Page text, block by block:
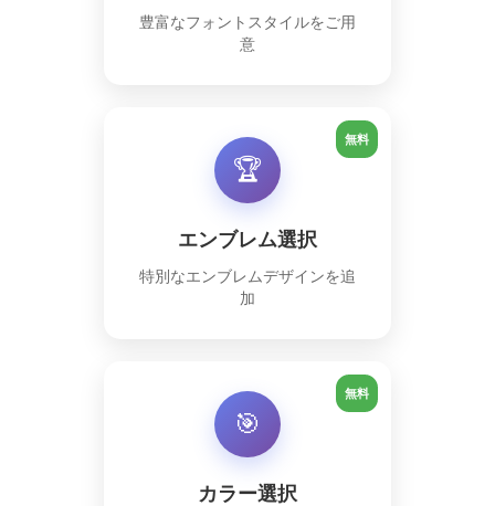
豊富なフォントスタイルをご用
意
無料
🏆
エンブレム選択
特別なエンブレムデザインを追
加
無料
🎯
カラー選択